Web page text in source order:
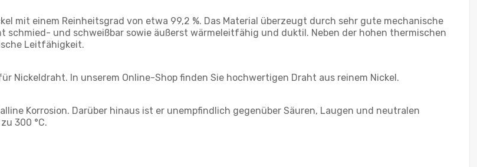
mit einem Reinheitsgrad von etwa 99,2 %. Das Material überzeugt durch sehr gute mechanische
und schweißbar sowie äußerst wärmeleitfähig und duktil. Neben der hohen thermischen
Leitfähigkeit.
Nickeldraht. In unserem Online-Shop finden Sie hochwertigen Draht aus reinem Nickel.
Korrosion. Darüber hinaus ist er unempfindlich gegenüber Säuren, Laugen und neutralen
300 °C.